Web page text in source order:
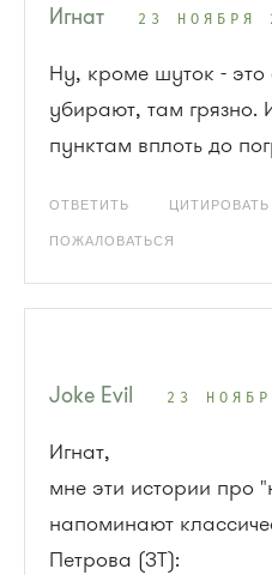
Игнат 23 НОЯБРЯ
Ну, кроме шуток - это
убирают, там грязно.
пунктам вплоть до
ОТВЕТИТЬ ЦИТИРОВАТЬ
ПОЖАЛОВАТЬСЯ
Joke Evil 23
Игнат,
мне эти истории про
напоминают
Петрова (ЗТ):